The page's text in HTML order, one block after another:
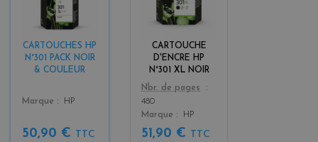
CARTOUCHES HP
N°301 PACK NOIR
& COULEUR
Color
k
+
Marque HP
50,90 € TTC
CARTOUCHE
D'ENCRE HP
N°301 XL NOIR
Color
k
Nbr. de pages
480
Marque
HP
51,90 € TTC